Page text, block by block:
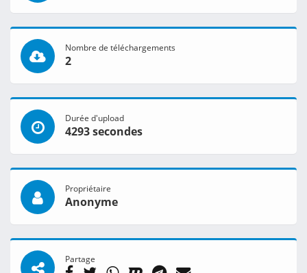
Nombre de téléchargements
2
Durée d'upload
4293 secondes
Propriétaire
Anonyme
Partage